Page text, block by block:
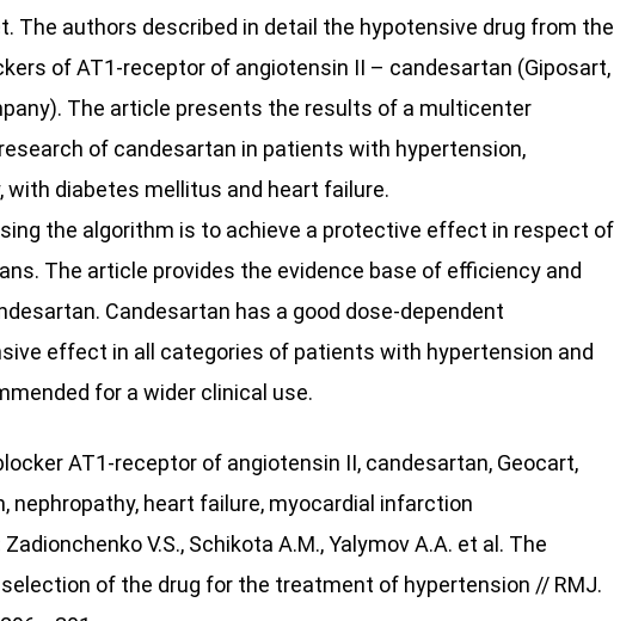
The authors described in detail the hypotensive drug from the
of AT1-receptor of angiotensin II – candesartan (Giposart,
The article presents the results of a multicenter
of candesartan in patients with hypertension,
with diabetes mellitus and heart failure.
the algorithm is to achieve a protective effect in respect of
The article provides the evidence base of efficiency and
Candesartan has a good dose-dependent
effect in all categories of patients with hypertension and
for a wider clinical use.
AT1-receptor of angiotensin II, candesartan, Geocart,
nephropathy, heart failure, myocardial infarction
Zadionchenko V.S., Schikota A.M., Yalymov A.A. et al. The
of the drug for the treatment of hypertension // RMJ.